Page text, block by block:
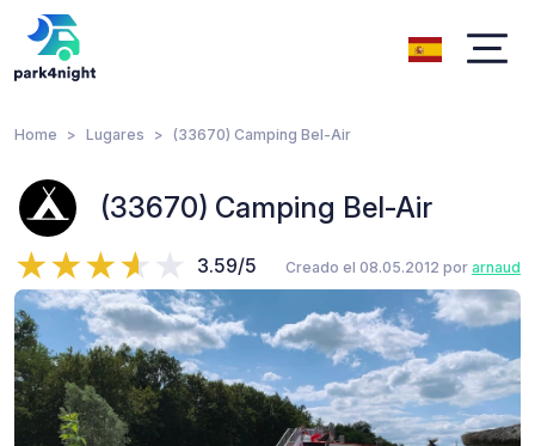
Home Lugares (33670) Camping Bel-Air
(33670) Camping Bel-Air
3.59/5 Creado el 08.05.2012 por arnaud